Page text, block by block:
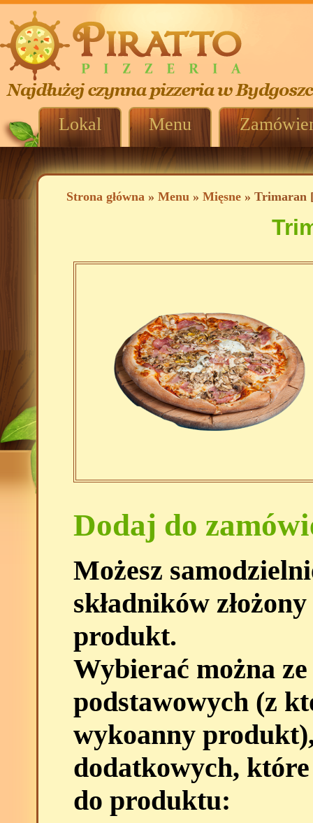
Lokal Menu
Strona główna » Menu » Mięsne » Trimaran
Dodaj do
Możesz
składników
produkt.
Wybierać można
podstawowych (z
wykoanny
dodatkowych,
do produktu: